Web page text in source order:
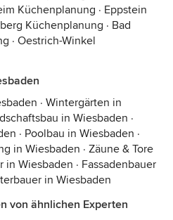
Küchenplanung · Eppstein
Küchenplanung · Bad
· Oestrich-Winkel
· Wintergärten in
in Wiesbaden ·
· Poolbau in Wiesbaden ·
in Wiesbaden · Zäune & Tore
in Wiesbaden · Fassadenbauer
in Wiesbaden
von ähnlichen Experten